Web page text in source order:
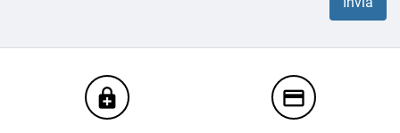
enhanced_encryption credit_card